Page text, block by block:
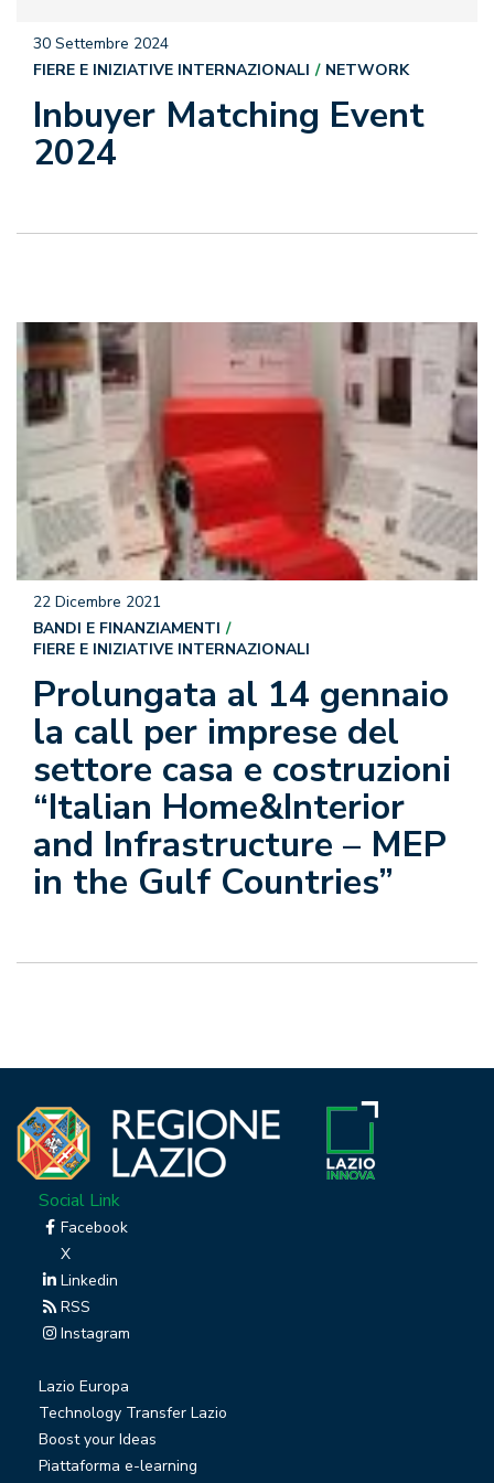
Inbuyer Matching Event
2024
30 Settembre 2024
FIERE E INIZIATIVE INTERNAZIONALI
NETWORK
Prolungata al 14 gennaio
la call per imprese del
settore casa e costruzioni
“Italian Home&Interior
and Infrastructure – MEP
in the Gulf Countries”
22 Dicembre 2021
BANDI E FINANZIAMENTI
FIERE E INIZIATIVE INTERNAZIONALI
Social Link
Facebook
X
Linkedin
RSS
Instagram
Lazio Europa
Technology Transfer Lazio
Boost your Ideas
Piattaforma e-learning